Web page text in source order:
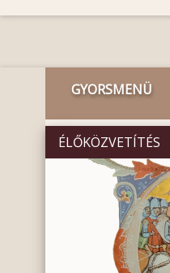
GYORSMENÜ
ÉLŐKÖZVETÍTÉS